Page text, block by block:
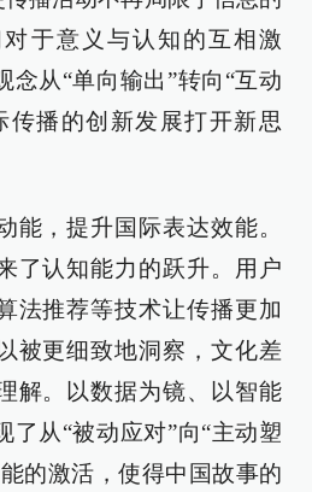
于意义与认知的互相激
念从“单向输出”转向“互动
传播的创新发展打开新思
能，提升国际表达效能。
了认知能力的跃升。用户
法推荐等技术让传播更加
被更细致地洞察，文化差
解。以数据为镜、以智能
了从“被动应对”向“主动塑
的激活，使得中国故事的